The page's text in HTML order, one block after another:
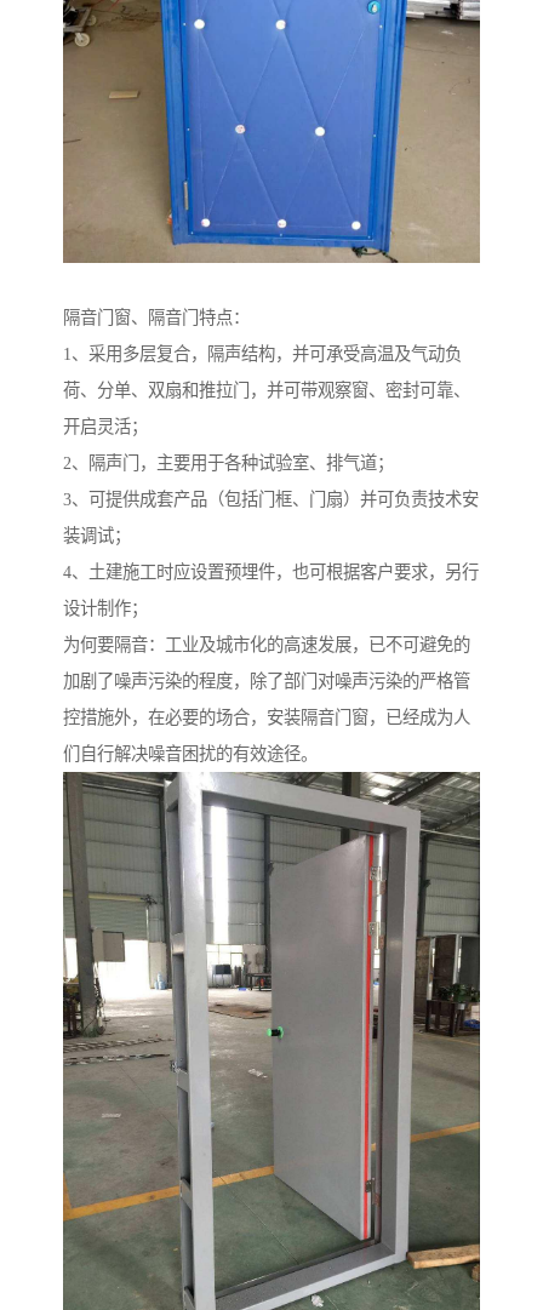
隔音门窗、隔音门特点：
1、采用多层复合，隔声结构，并可承受高温及气动负
荷、分单、双扇和推拉门，并可带观察窗、密封可靠、
开启灵活；
2、隔声门，主要用于各种试验室、排气道；
3、可提供成套产品（包括门框、门扇）并可负责技术安
装调试；
4、土建施工时应设置预埋件，也可根据客户要求，另行
设计制作；
为何要隔音：工业及城市化的高速发展，已不可避免的
加剧了噪声污染的程度，除了部门对噪声污染的严格管
控措施外，在必要的场合，安装隔音门窗，已经成为人
们自行解决噪音困扰的有效途径。